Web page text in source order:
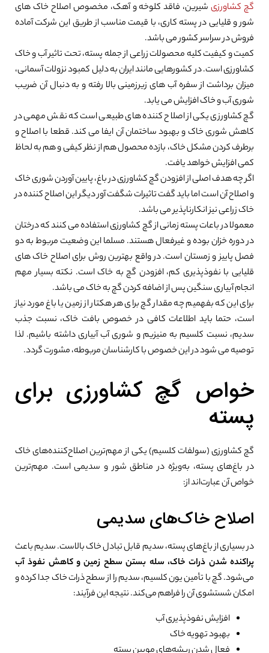
گچ کشاورزیشیرین، فاقد کلوخه و آهک، مخصوص اصلاح خاک های
شور و قلیایی در پسته کاری، با قیمت مناسب از طریق این شرکت آماده
فروش در سراسر کشور می باشد.
کمیت و کیفیت کلیه محصولات زراعی از جمله پسته، تحت تاثیر آب و خاک
کشاورزی است. در کشورهایی مانند ایران به دلیل کمبود نزولات آسمانی،
میزان برداشت از سفره آب های زیرزمینی بالا رفته و به دنبال آن ضریب
شوری آب و خاک افزایش می یابد.
گچ کشاورزی یکی از اصلاح کننده های طبیعی است که نقش مهمی در
کاهش شوری خاک و بهبود ساختمان آن ایفا می کند. قطعا با اصلاح و
برطرف کردن مشکل خاک، بازده محصول هم از نظر کیفی و هم به لحاظ
کمی افزایش خواهد یافت.
اگر چه هدف اصلی از افزودن گچ کشاورزی در باغ، پایین آوردن شوری خاک
و اصلاح آن است اما باید گفت تاثیرات شگفت آور دیگر این اصلاح کننده در
خاک زراعی نیز انکارناپذیر می باشد.
معمولا در باعات پسته زمانی از گچ کشاورزی استفاده می کنند که درختان
در دوره خزان بوده و غیرفعال هستند. مسلما این وضعیت مربوط به دو
فصل پاییز و زمستان است. در واقع بهترین روش برای اصلاح خاک های
قلیایی با نفوذپذیری کم، افزودن گچ به خاک است. نکته بسیار مهم
انجام آبیاری سنگین پس از اضافه کردن گچ به خاک می باشد.
برای این که بفهمیم چه مقدار گچ برای هر هکتار از زمین یا باغ مورد نیاز
است، حتما باید اطلاعات کافی در خصوص بافت خاک، نسبت جذب
سدیم، نسبت کلسیم به منیزیم و شوری آب آبیاری داشته باشیم. لذا
توصیه می شود در این خصوص با کارشناسان مربوطه، مشورت گردد.
خواص گچ کشاورزی برای
پسته
گچ کشاورزی (سولفات کلسیم) یکی از مهم‌ترین اصلاح‌کننده‌های خاک
در باغ‌های پسته، به‌ویژه در مناطق شور و سدیمی است. مهم‌ترین
خواص آن عبارت‌اند از:
اصلاح خاک‌های سدیمی
در بسیاری از باغ‌های پسته، سدیم قابل تبادل خاک بالاست. سدیم باعث
پراکنده شدن ذرات خاک، سله بستن سطح زمین و کاهش نفوذ آب
می‌شود. گچ با تأمین یون کلسیم، سدیم را از سطح ذرات خاک جدا کرده و
امکان شستشوی آن را فراهم می‌کند. نتیجه این فرآیند:
افزایش نفوذپذیری آب
بهبود تهویه خاک